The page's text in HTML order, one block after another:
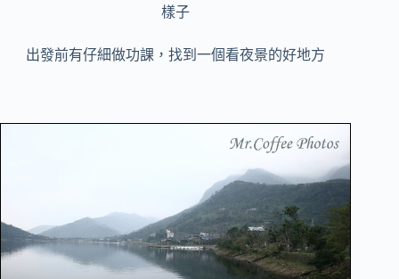
樣子
出發前有仔細做功課，找到一個看夜景的好地方